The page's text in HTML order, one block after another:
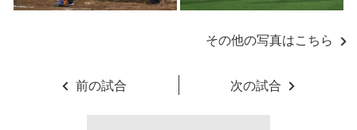
その他の写真はこちら
前の試合 次の試合